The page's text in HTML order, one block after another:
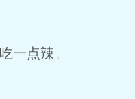
一点辣。